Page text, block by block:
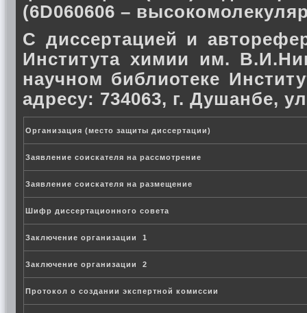
(6D060606 –
С диссертацией и
Института химии им.
научном библиотеке
адресу: 734063, г. Душанбе,
Организация (место защиты диссертации)
Заявление соискателя на рассмотрение
Заявление соискателя на размещение
Шифр диссертационного совета
Заключение организации 1
Заключение организации 2
Протокол о создании экспертной комиссии